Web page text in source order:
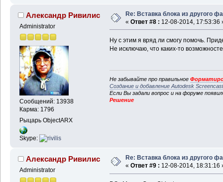
Александр Ривилис
Administrator
Сообщений: 13938
Карма: 1796
Рыцарь ObjectARX
Skype:
Re: Вставка блока из другого
« Ответ #8 : 12-08-2014, 17:53:36
Ну с этим я вряд ли смогу помочь.
Не исключаю, что каких-то
Не забывайте про правильное
Создание и добавление Autodesk
Если Вы задали вопрос и на форуме
Решение
Александр Ривилис
Administrator
Re: Вставка блока из другого
« Ответ #9 : 12-08-2014, 18:31:16